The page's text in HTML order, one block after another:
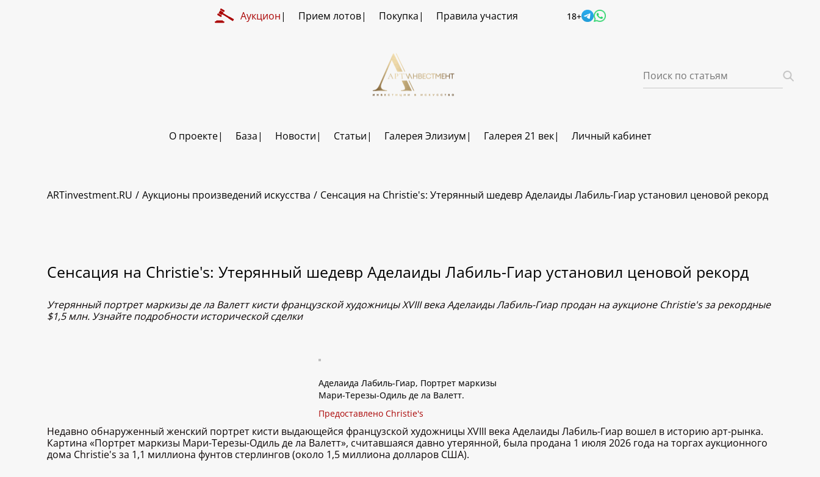
Аукцион Прием лотов Покупка Правила участия 18+
О проекте База Новости Статьи Галерея Элизиум Галерея 21 век Личный кабинет
ARTinvestment.RU Аукционы произведений искусства Сенсация на Christie's: Утерянный шедевр Аделаиды Лабиль-Гиар установил ценовой рекорд
Сенсация на Christie's: Утерянный шедевр Аделаиды Лабиль-Гиар установил ценовой рекорд
Утерянный портрет маркизы де ла Валетт кисти французской художницы XVIII века Аделаиды Лабиль-Гиар продан на аукционе Christie's за рекордные
$1,5 млн. Узнайте подробности исторической сделки
Аделаида Лабиль-Гиар, Портрет маркизы
Мари-Терезы-Одиль де ла Валетт.
Предоставлено Christie's
Недавно обнаруженный женский портрет кисти выдающейся французской художницы XVIII века Аделаиды Лабиль-Гиар вошел в историю арт-рынка.
Картина «Портрет маркизы Мари-Терезы-Одиль де ла Валетт», считавшаяся давно утерянной, была продана 1 июля 2026 года на торгах аукционного
дома Christie's за 1,1 миллиона фунтов стерлингов (около 1,5 миллиона долларов США).